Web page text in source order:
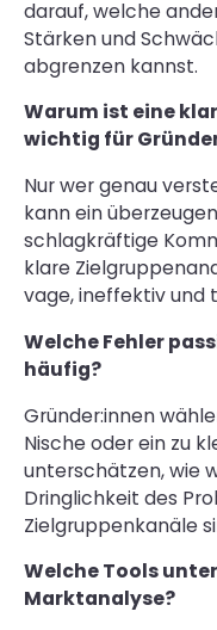
darauf, welche
Stärken und
abgrenzen kannst.
Warum ist eine
wichtig für
Nur wer genau
kann ein
schlagkräftige
klare
vage, ineffektiv und
Welche Fehler
häufig?
Gründer:innen
Nische oder ein zu
unterschätzen, wie
Dringlichkeit des
Zielgruppenkanäle
Welche Tools
Marktanalyse?